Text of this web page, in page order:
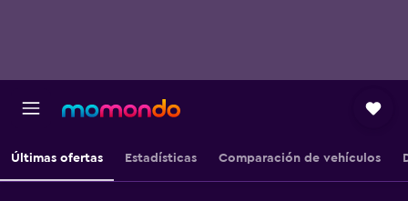
Últimas ofertas Estadísticas Comparación de vehículos